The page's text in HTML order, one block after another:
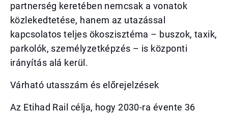
partnerség keretében nemcsak a vonatok
közlekedtetése, hanem az utazással
kapcsolatos teljes ökoszisztéma – buszok, taxik,
parkolók, személyzetképzés – is központi
irányítás alá kerül.
Várható utasszám és előrejelzések
Az Etihad Rail célja, hogy 2030-ra évente 36